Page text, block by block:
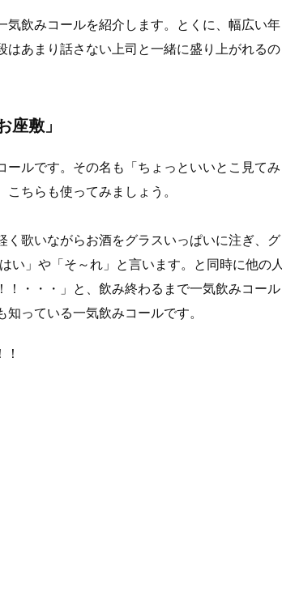
気飲みコールを紹介します。とくに、幅広い年
あまり話さない上司と一緒に盛り上がれるの
敷」
ルです。その名も「ちょっといいとこ見てみ
ちらも使ってみましょう。
く歌いながらお酒をグラスいっぱいに注ぎ、グ
い」や「そ～れ」と言います。と同時に他の人
・・・」と、飲み終わるまで一気飲みコール
っている一気飲みコールです。